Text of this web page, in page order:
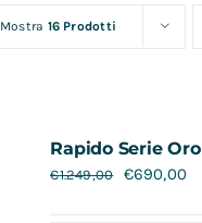
Mostra 16 Prodotti
Rapido Serie Oro
€1.249,00 €690,00